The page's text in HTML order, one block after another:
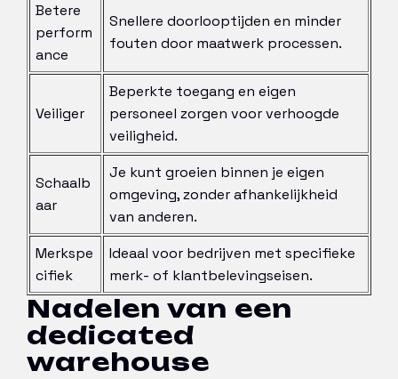
Betere
perform
ance
Snellere doorlooptijden en minder
fouten door maatwerk processen.
Veiliger
Beperkte toegang en eigen
personeel zorgen voor verhoogde
veiligheid.
Schaalb
aar
Je kunt groeien binnen je eigen
omgeving, zonder afhankelijkheid
van anderen.
Merkspe
cifiek
Ideaal voor bedrijven met specifieke
merk- of klantbelevingseisen.
Nadelen van een
dedicated
warehouse